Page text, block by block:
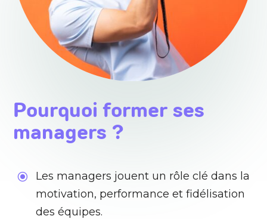
Pourquoi former ses
managers ?
\
Les managers jouent un rôle clé dans la
motivation, performance et fidélisation
des équipes.